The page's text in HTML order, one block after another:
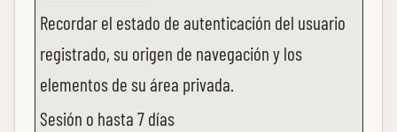
Recordar el estado de autenticación del usuario
registrado, su origen de navegación y los
elementos de su área privada.
Sesión o hasta 7 días